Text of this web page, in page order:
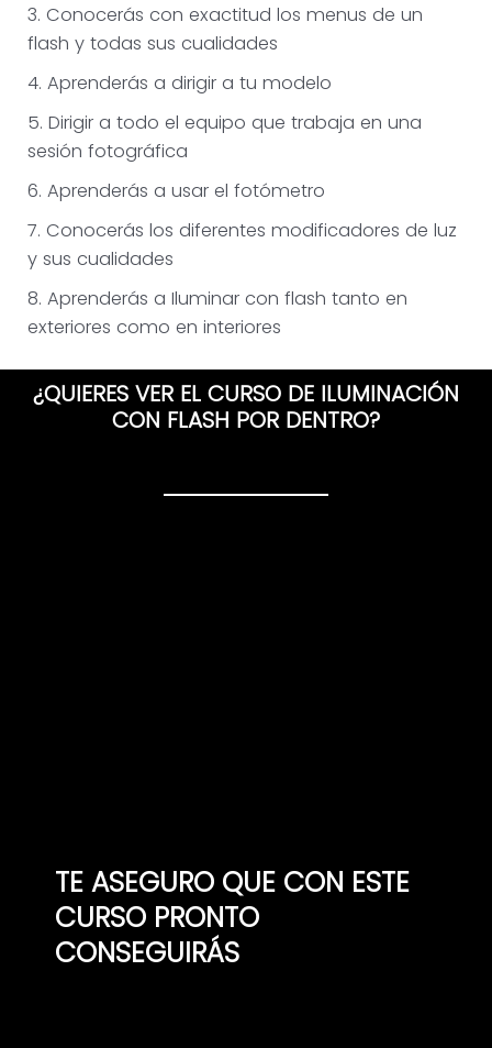
3. Conocerás con exactitud los menus de un
flash y todas sus cualidades
4. Aprenderás a dirigir a tu modelo
5. Dirigir a todo el equipo que trabaja en una
sesión fotográfica
6. Aprenderás a usar el fotómetro
7. Conocerás los diferentes modificadores de luz
y sus cualidades
8. Aprenderás a Iluminar con flash tanto en
exteriores como en interiores
¿QUIERES VER EL CURSO DE ILUMINACIÓN
CON FLASH POR DENTRO?
TE ASEGURO QUE CON ESTE
CURSO PRONTO
CONSEGUIRÁS